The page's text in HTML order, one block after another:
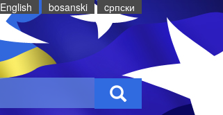
English bosanski cрпски